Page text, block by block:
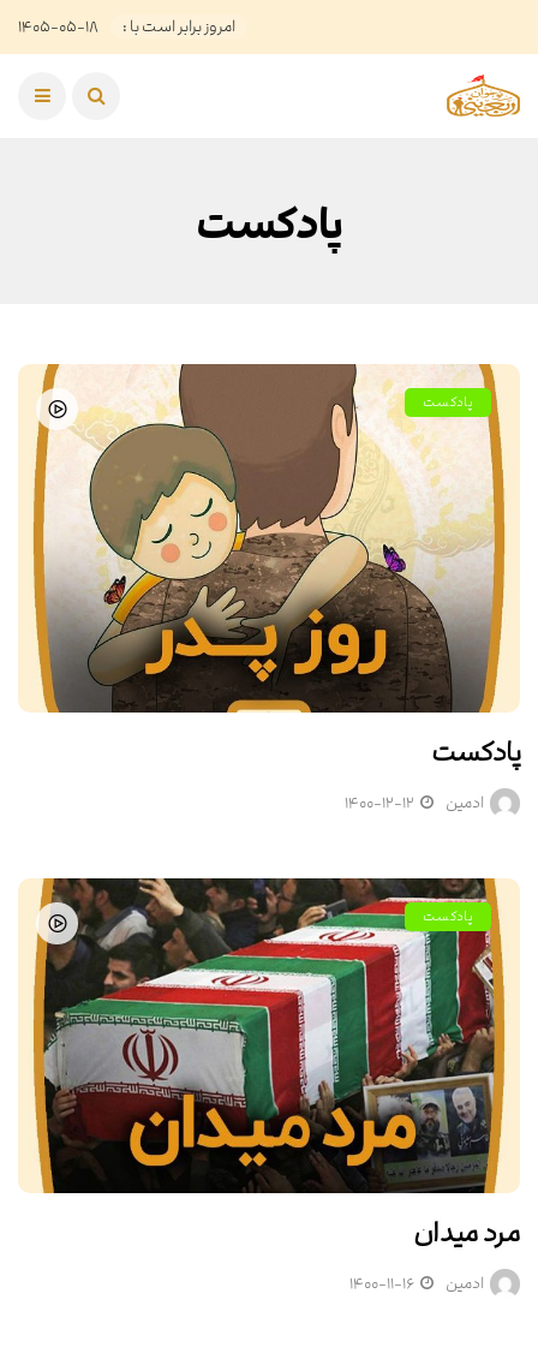
امروز برابر است با : ۱۴۰۵-۰۵-۱۸
پادکست
پادکست
پادکست
ادمین ۱۴۰۰-۱۲-۱۲
پادکست
مرد میدان
ادمین ۱۴۰۰-۱۱-۱۶